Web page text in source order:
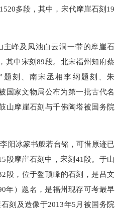
多段，其中，宋代摩崖石刻19
峰及凤池白云洞一带的摩崖石
其中宋刻89段。北宋福州知府蔡
题刻、南宋丞相李纲题刻、朱
国家文物局公布为第一批古代名
山摩崖石刻与千佛陶塔被国务院
冰篆书般若台铭，可惜原迹已
段摩崖石刻中，宋刻41段。于山
段，位于鳌顶峰的石刻，是吕文
年）题名，是福州现存可考最早
刻及造像于2013年5月被国务院